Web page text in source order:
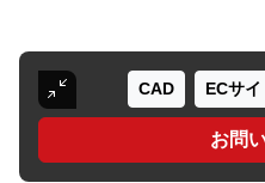
CAD ECサイ
お問